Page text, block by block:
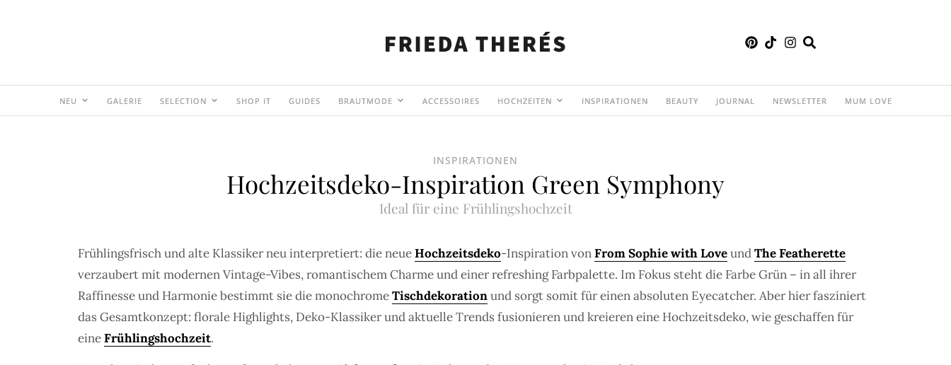
NEU GALERIE SELECTION SHOP IT GUIDES BRAUTMODE ACCESSOIRES HOCHZEITEN INSPIRATIONEN BEAUTY JOURNAL NEWSLETTER MUM LOVE
INSPIRATIONEN
Hochzeitsdeko-Inspiration Green Symphony
Ideal für eine Frühlingshochzeit
Frühlingsfrisch und alte Klassiker neu interpretiert: die neueHochzeitsdeko-Inspiration vonFrom Sophie with LoveundThe Featherette
verzaubert mit modernen Vintage-Vibes, romantischem Charme und einer refreshing Farbpalette. Im Fokus steht die Farbe Grün – in all ihrer
Raffinesse und Harmonie bestimmt sie die monochromeTischdekorationund sorgt somit für einen absoluten Eyecatcher. Aber hier fasziniert
das Gesamtkonzept: florale Highlights, Deko-Klassiker und aktuelle Trends fusionieren und kreieren eine Hochzeitsdeko, wie geschaffen für
eineFrühlingshochzeit.